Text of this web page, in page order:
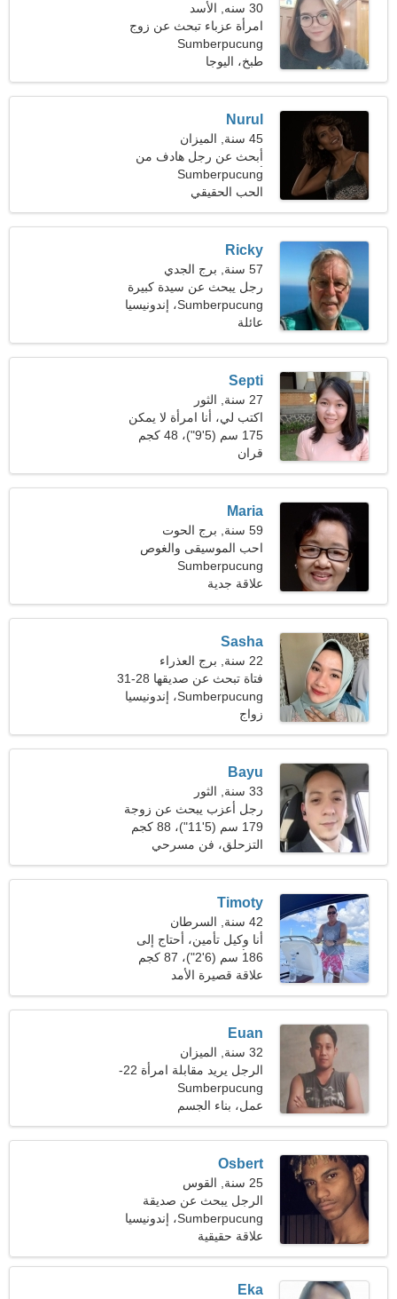
30 سنه, الأسد
امرأة عزباء تبحث عن زوج
Sumberpucung
طبخ، اليوجا
Nurul
45 سنة, الميزان
أبحث عن رجل هادف من
أجل الأسرة
Sumberpucung
الحب الحقيقي
Ricky
57 سنة, برج الجدي
رجل يبحث عن سيدة كبيرة
48-55
Sumberpucung، إندونيسيا
عائلة
Septi
27 سنة, الثور
اكتب لي، أنا امرأة لا يمكن
الوصول إليها
175 سم (5'9")، 48 كجم
(105 رطل)
قران
Maria
59 سنة, برج الحوت
احب الموسيقى والغوص
Sumberpucung
علاقة جدية
Sasha
22 سنة, برج العذراء
فتاة تبحث عن صديقها 28-31
Sumberpucung، إندونيسيا
زواج
Bayu
33 سنة, الثور
رجل أعزب يبحث عن زوجة
179 سم (5'11")، 88 كجم
(194 رطلا)
التزحلق، فن مسرحي
Timoty
42 سنة, السرطان
أنا وكيل تأمين، أحتاج إلى
امرأة مؤنسة
186 سم (6'2")، 87 كجم
(191 رطلا)
علاقة قصيرة الأمد
Euan
32 سنة, الميزان
الرجل يريد مقابلة امرأة 22-
28
Sumberpucung
عمل، بناء الجسم
Osbert
25 سنة, القوس
الرجل يبحث عن صديقة
Sumberpucung، إندونيسيا
علاقة حقيقية
Eka